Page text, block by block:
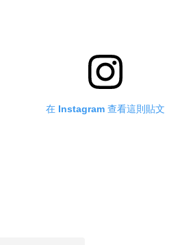
在 Instagram 查看這則貼文